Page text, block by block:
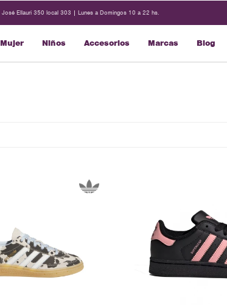
Mujer Niños Accesorios Marcas Blog
José Ellauri 350 local 303 | Lunes a Domingos 10 a 22 hs.